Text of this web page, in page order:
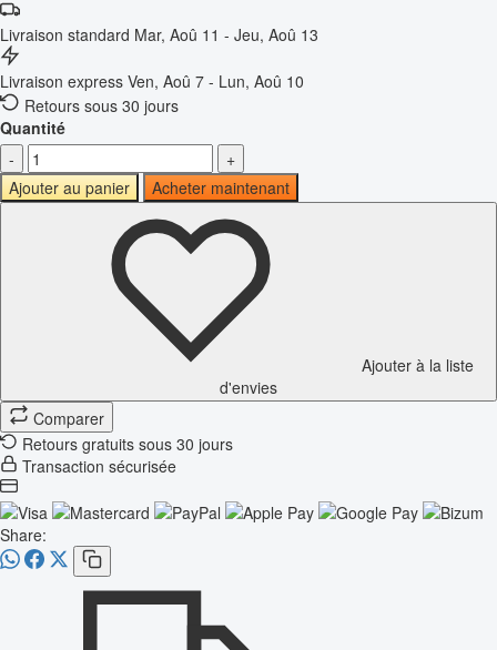
Livraison standard Mar, Aoû 11 - Jeu, Aoû 13
Livraison express Ven, Aoû 7 - Lun, Aoû 10
Retours sous 30 jours
Quantité
-
+
Ajouter au panier
Acheter maintenant
Ajouter à la liste
d'envies
Comparer
Retours gratuits sous 30 jours
Transaction sécurisée
Share: